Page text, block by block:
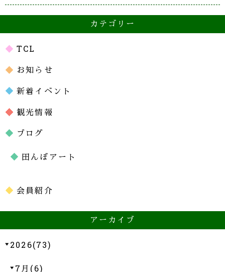
カテゴリー
TCL
お知らせ
新着イベント
観光情報
ブログ
田んぼアート
会員紹介
アーカイブ
2026(73)
7月(6)